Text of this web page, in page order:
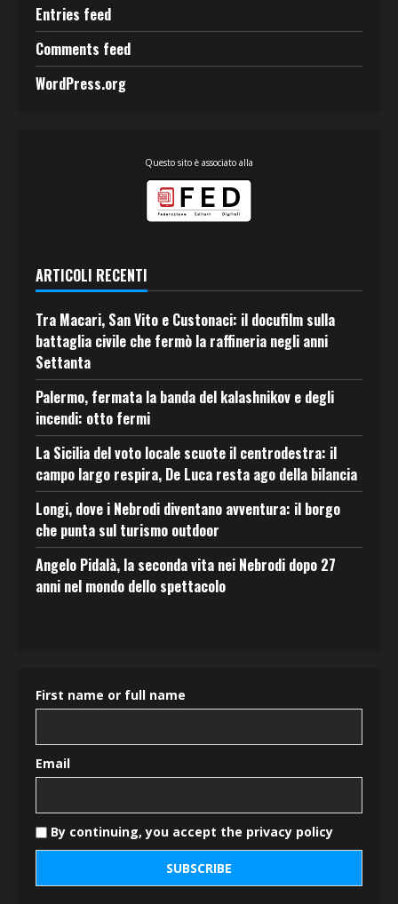
Entries feed
Comments feed
WordPress.org
Questo sito è associato alla
ARTICOLI RECENTI
Tra Macari, San Vito e Custonaci: il docufilm sulla
battaglia civile che fermò la raffineria negli anni
Settanta
Palermo, fermata la banda del kalashnikov e degli
incendi: otto fermi
La Sicilia del voto locale scuote il centrodestra: il
campo largo respira, De Luca resta ago della bilancia
Longi, dove i Nebrodi diventano avventura: il borgo
che punta sul turismo outdoor
Angelo Pidalà, la seconda vita nei Nebrodi dopo 27
anni nel mondo dello spettacolo
First name or full name
Email
By continuing, you accept the privacy policy